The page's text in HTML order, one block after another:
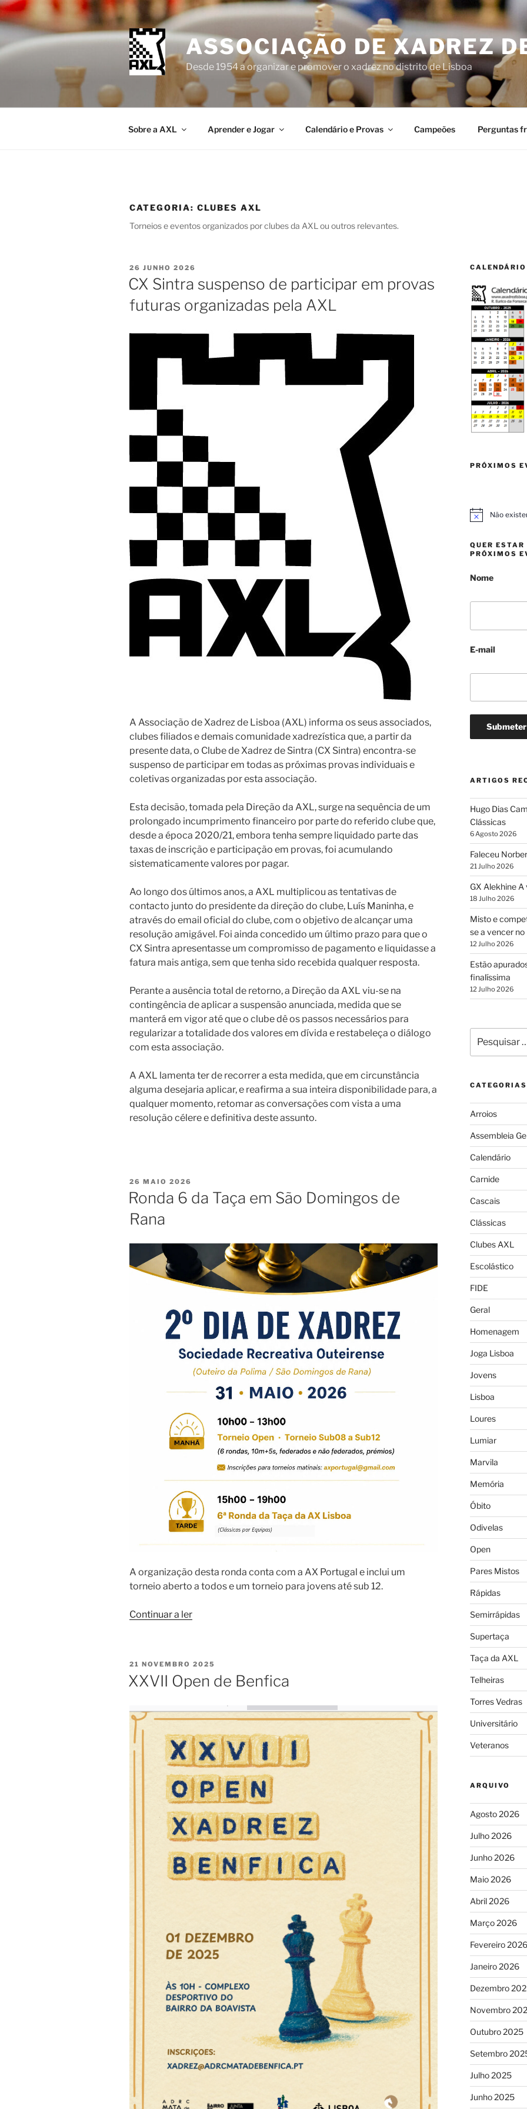
Saltar
para
conteúdo
ASSOCIAÇÃO DE XADREZ
Desde 1954 a organizar e promover o xadrez no distrito de Lisboa
Sobre a AXL Aprender e Jogar Calendário e Provas Campeões Perguntas
CATEGORIA: CLUBES AXL
Torneios e eventos organizados por clubes da AXL ou outros relevantes.
PUBLICADO
EM
26 JUNHO 2026
CX Sintra suspenso de participar em provas
futuras organizadas pela AXL
A Associação de Xadrez de Lisboa (AXL) informa os seus associados,
clubes filiados e demais comunidade xadrezística que, a partir da
presente data, o Clube de Xadrez de Sintra (CX Sintra) encontra-se
suspenso de participar em todas as próximas provas individuais e
coletivas organizadas por esta associação.
Esta decisão, tomada pela Direção da AXL, surge na sequência de um
prolongado incumprimento financeiro por parte do referido clube que,
desde a época 2020/21, embora tenha sempre liquidado parte das
taxas de inscrição e participação em provas, foi acumulando
sistematicamente valores por pagar.
Ao longo dos últimos anos, a AXL multiplicou as tentativas de
contacto junto do presidente da direção do clube, Luís Maninha, e
através do email oficial do clube, com o objetivo de alcançar uma
resolução amigável. Foi ainda concedido um último prazo para que o
CX Sintra apresentasse um compromisso de pagamento e liquidasse a
fatura mais antiga, sem que tenha sido recebida qualquer resposta.
Perante a ausência total de retorno, a Direção da AXL viu-se na
contingência de aplicar a suspensão anunciada, medida que se
manterá em vigor até que o clube dê os passos necessários para
regularizar a totalidade dos valores em dívida e restabeleça o diálogo
com esta associação.
A AXL lamenta ter de recorrer a esta medida, que em circunstância
alguma desejaria aplicar, e reafirma a sua inteira disponibilidade para, a
qualquer momento, retomar as conversações com vista a uma
resolução célere e definitiva deste assunto.
PUBLICADO
EM
26 MAIO 2026
Ronda 6 da Taça em São Domingos de
Rana
A organização desta ronda conta com a AX Portugal e inclui um
torneio aberto a todos e um torneio para jovens até sub 12.
Continuar a ler“Ronda
São
de
PUBLICADO
EM
21 NOVEMBRO 2025
XXVII Open de Benfica
CALENDÁRIO
PRÓXIMOS
A
s
o
Não
QUER
PRÓXIMOS
Nome
E-mail
ARTIGOS
Hugo Dias
Clássicas
6 Agosto 2026
Faleceu
21 Julho 2026
GX Alekhine
18 Julho 2026
Misto e
se a vencer
12 Julho 2026
Estão
finalíssima
12 Julho 2026
por:
CATEGORIAS
Arroios
Assembleia
Calendário
Carnide
Cascais
Clássicas
Clubes AXL
Escolástico
FIDE
Geral
Homenagem
Joga Lisboa
Jovens
Lisboa
Loures
Lumiar
Marvila
Memória
Óbito
Odivelas
Open
Pares Mistos
Rápidas
Semirrápidas
Supertaça
Taça da AXL
Telheiras
Torres Vedras
Universitário
Veteranos
ARQUIVO
Agosto 2026
Julho 2026
Junho 2026
Maio 2026
Abril 2026
Março 2026
Fevereiro 2026
Janeiro 2026
Dezembro
Novembro
Outubro 2025
Setembro
Julho 2025
Junho 2025